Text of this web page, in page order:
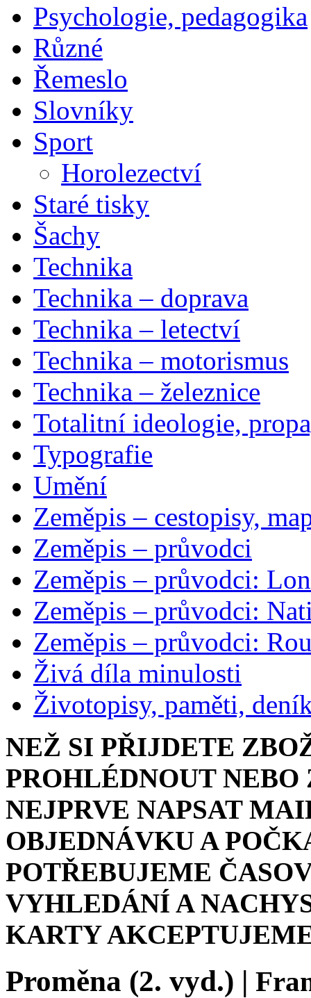
Psychologie, pedagogika
Různé
Řemeslo
Slovníky
Sport
Horolezectví
Staré tisky
Šachy
Technika
Technika – doprava
Technika – letectví
Technika – motorismus
Technika – železnice
Totalitní ideologie,
Typografie
Umění
Zeměpis – cestopisy,
Zeměpis – průvodci
Zeměpis – průvodci:
Zeměpis – průvodci:
Zeměpis – průvodci:
Živá díla minulosti
Životopisy, paměti,
NEŽ SI PŘIJDETE
PROHLÉDNOUT
NEJPRVE NAPSAT
OBJEDNÁVKU A
POTŘEBUJEME
VYHLEDÁNÍ A
KARTY
Proměna (2. vyd.) |